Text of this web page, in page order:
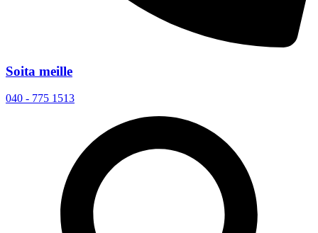
Soita meille
040 - 775 1513